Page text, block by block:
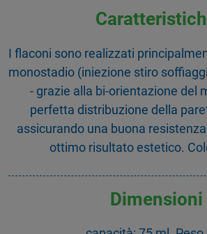
I flaconi sono realizzati
monostadio (iniezione stiro
- grazie alla bi-orientazione del
perfetta distribuzione della
assicurando una buona
ottimo risultato estetico.
Dimensioni